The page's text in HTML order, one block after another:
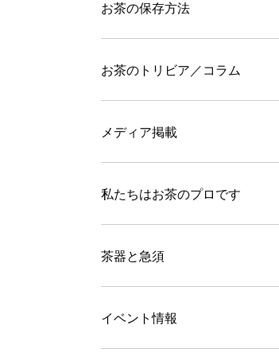
お茶の保存方法
お茶のトリビア／コラム
メディア掲載
私たちはお茶のプロです
茶器と急須
イベント情報